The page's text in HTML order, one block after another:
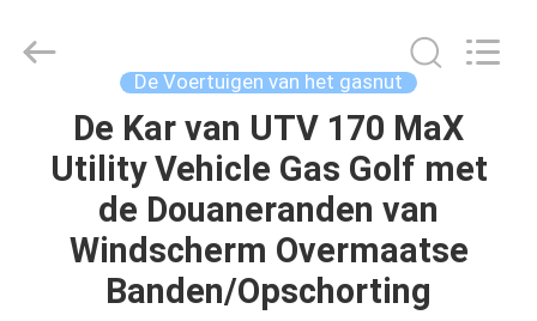
PRODUCTEN
ONGEVEER
Co.,Ltd.
De Voertuigen van het gasnut
De Kar van UTV 170 MaX
Utility Vehicle Gas Golf met
de Douaneranden van
Windscherm Overmaatse
Banden/Opschorting